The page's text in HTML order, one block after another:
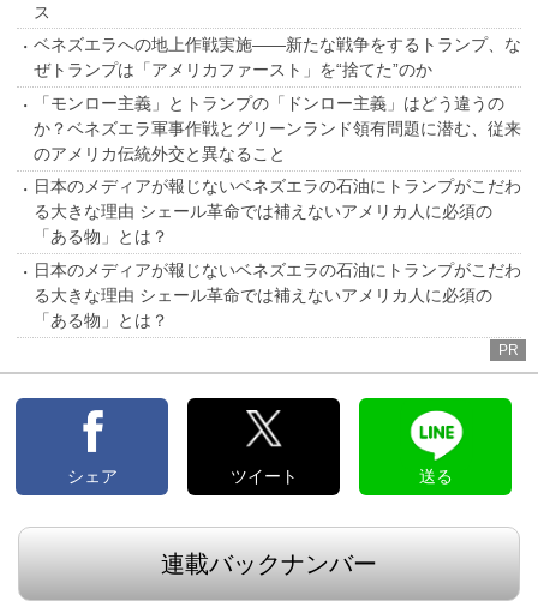
ス
ベネズエラへの地上作戦実施――新たな戦争をするトランプ、な
ぜトランプは「アメリカファースト」を“捨てた”のか
「モンロー主義」とトランプの「ドンロー主義」はどう違うの
か？ベネズエラ軍事作戦とグリーンランド領有問題に潜む、従来
のアメリカ伝統外交と異なること
日本のメディアが報じないベネズエラの石油にトランプがこだわ
る大きな理由 シェール革命では補えないアメリカ人に必須の
「ある物」とは？
日本のメディアが報じないベネズエラの石油にトランプがこだわ
る大きな理由 シェール革命では補えないアメリカ人に必須の
「ある物」とは？
PR
シェア ツイート 送る
連載バックナンバー